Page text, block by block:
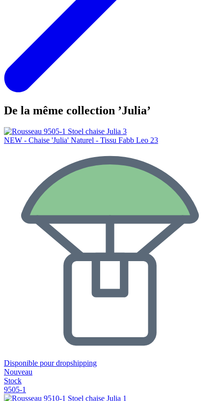
De la même collection ’Julia’
NEW - Chaise 'Julia' Naturel - Tissu Fabb Leo 23
Disponible pour dropshipping
Nouveau
Stock
9505-1